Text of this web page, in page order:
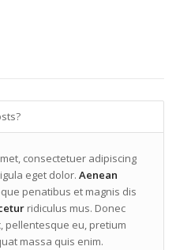
consectetuer adipiscing
eget dolor. Aenean
penatibus et magnis dis
ridiculus mus. Donec
pellentesque eu, pretium
massa quis enim.